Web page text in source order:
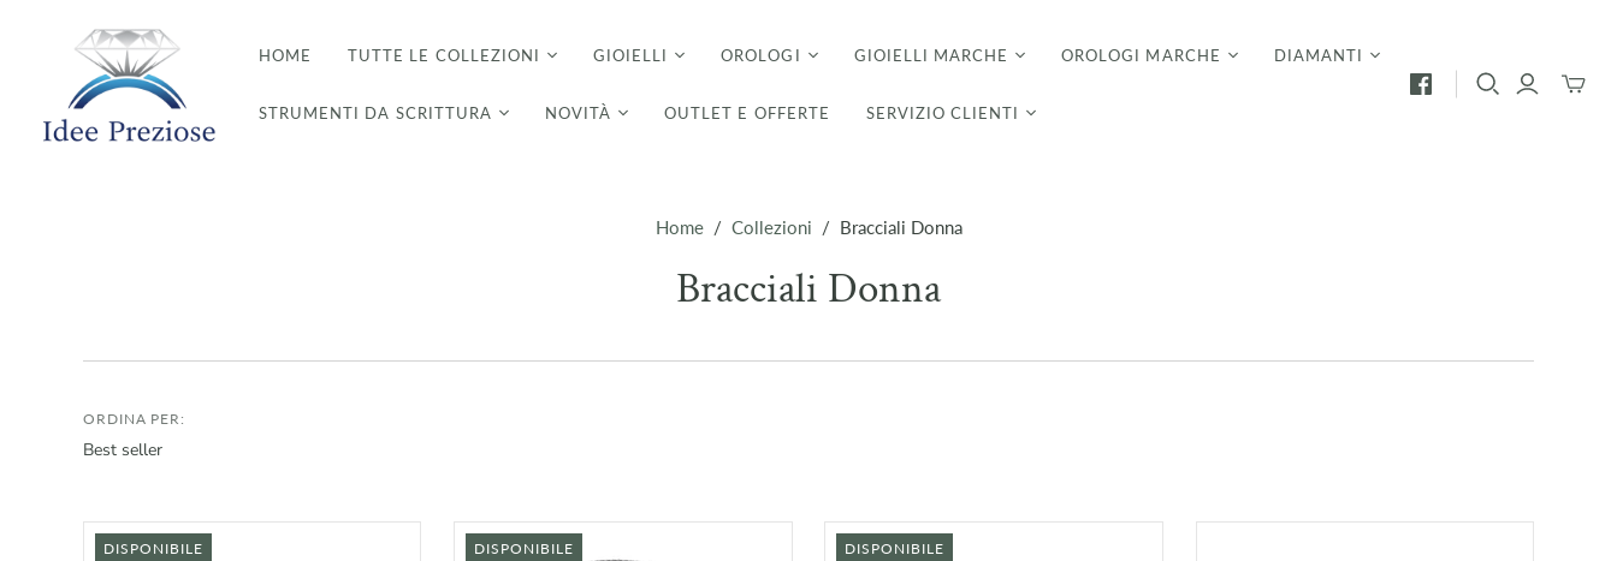
HOME TUTTE LE COLLEZIONI GIOIELLI OROLOGI GIOIELLI MARCHE OROLOGI MARCHE DIAMANTI
STRUMENTI DA SCRITTURA NOVITÀ OUTLET E OFFERTE SERVIZIO CLIENTI
Mini
Home / Collezioni / Bracciali Donna
Bracciali Donna
ORDINA PER:
DISPONIBILE DISPONIBILE DISPONIBILE